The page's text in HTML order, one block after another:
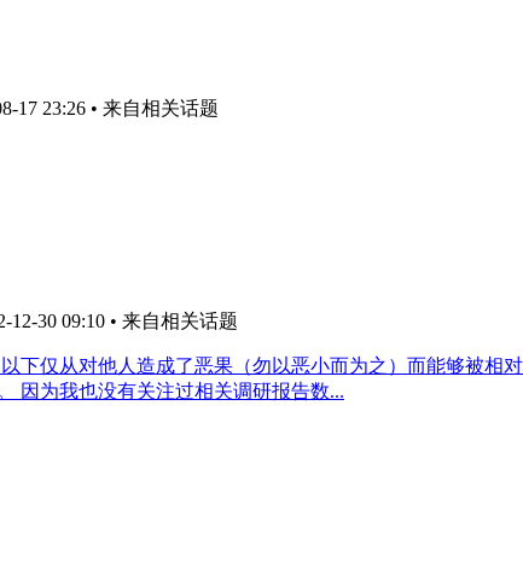
17 23:26 • 来自相关话题
12-30 09:10 • 来自相关话题
下仅从对他人造成了恶果（勿以恶小而为之）而能够被
因为我也没有关注过相关调研报告数...